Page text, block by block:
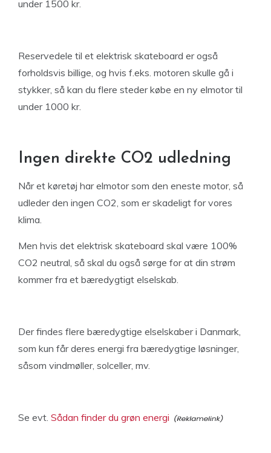
under 1500 kr.
Reservedele til et elektrisk skateboard er også
forholdsvis billige, og hvis f.eks. motoren skulle gå i
stykker, så kan du flere steder købe en ny elmotor til
under 1000 kr.
Ingen direkte CO2 udledning
Når et køretøj har elmotor som den eneste motor, så
udleder den ingen CO2, som er skadeligt for vores
klima.
Men hvis det elektrisk skateboard skal være 100%
CO2 neutral, så skal du også sørge for at din strøm
kommer fra et bæredygtigt elselskab.
Der findes flere bæredygtige elselskaber i Danmark,
som kun får deres energi fra bæredygtige løsninger,
såsom vindmøller, solceller, mv.
Se evt. Sådan finder du grøn energi